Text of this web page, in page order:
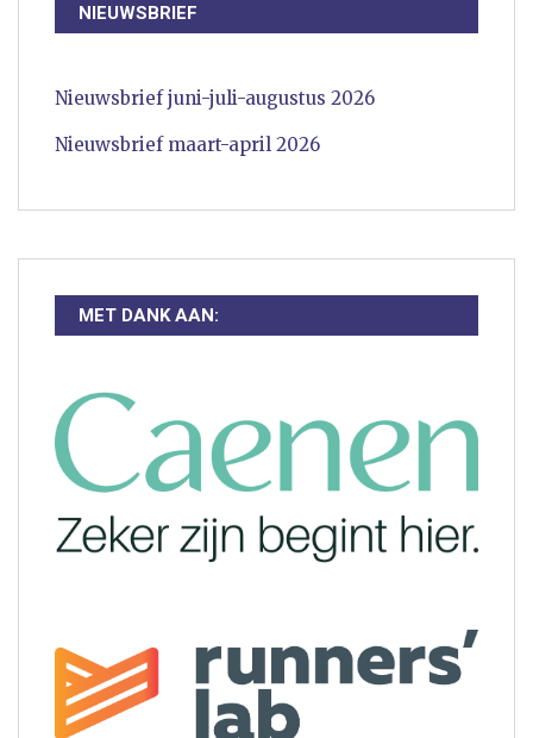
NIEUWSBRIEF
Nieuwsbrief juni-juli-augustus 2026
Nieuwsbrief maart-april 2026
MET DANK AAN: